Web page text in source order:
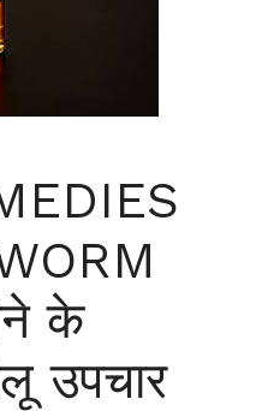
के
उपचार